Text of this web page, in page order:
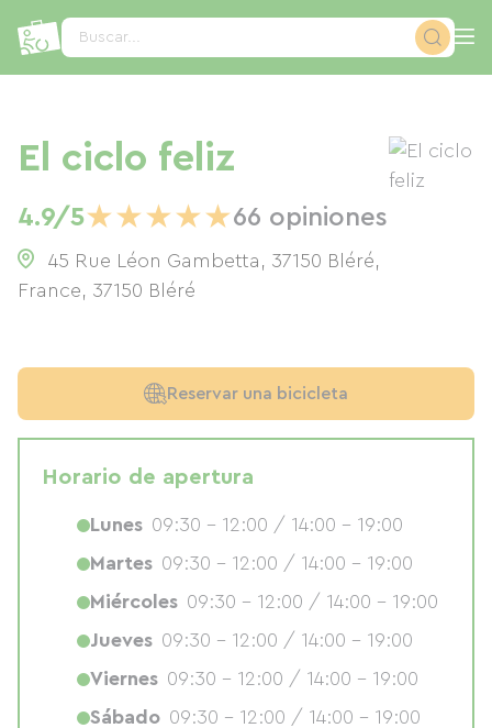
Buscar...
El ciclo feliz
4.9/5★★★★★66 opiniones
45 Rue Léon Gambetta, 37150 Bléré,
France, 37150 Bléré
Reservar una bicicleta
Horario de apertura
Lunes 09:30 - 12:00 / 14:00 - 19:00
Martes 09:30 - 12:00 / 14:00 - 19:00
Miércoles 09:30 - 12:00 / 14:00 - 19:00
Jueves 09:30 - 12:00 / 14:00 - 19:00
Viernes 09:30 - 12:00 / 14:00 - 19:00
Sábado 09:30 - 12:00 / 14:00 - 19:00
Panel de gestión de cookies